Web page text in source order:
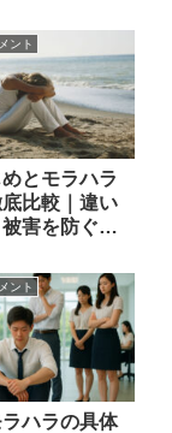
ント
とモラハラ
比較｜違い
害を防ぐ方
ント
ハラの具体